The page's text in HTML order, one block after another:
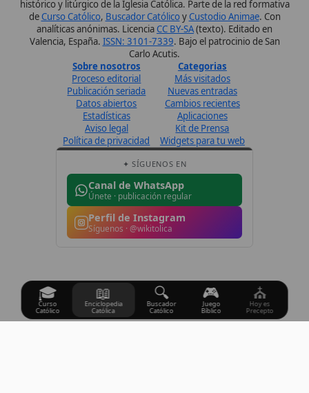
Perfil de Instagram
Síguenos · @wikitolica